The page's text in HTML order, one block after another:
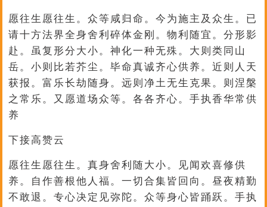
愿往生愿往生。众等咸归命。今为施主及众生。已
请十方法界全身舍利碎体金刚。物利随宜。分形影
赴。虽复形分大小。神化一种无殊。大则类同山
岳。小则比若芥尘。毕命真诚齐心供养。近则人天
获报。富乐长劫随身。远则净土无生克果。则涅槃
之常乐。又愿道场众等。各各齐心。手执香华常供
养
下接高赞云
愿往生愿往生。真身舍利随大小。见闻欢喜修供
养。自作善根他人福。一切合集皆回向。昼夜精勤
不敢退。专心决定见弥陀。众等身心皆踊跃。手执